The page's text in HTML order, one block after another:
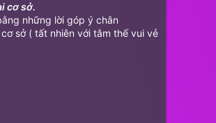
cơ sở.
những lời góp ý chân
sở ( tất nhiên với tâm thế vui vẻ